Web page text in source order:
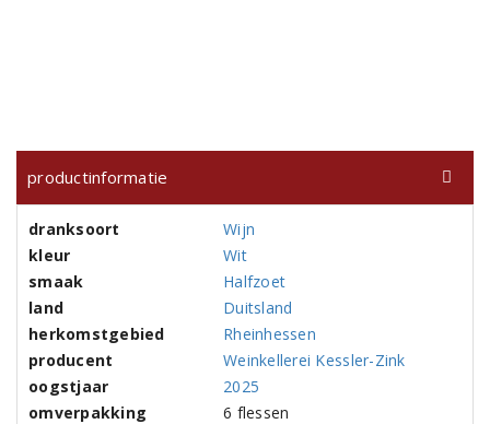
productinformatie
dranksoort
Wijn
kleur
Wit
smaak
Halfzoet
land
Duitsland
herkomstgebied
Rheinhessen
producent
Weinkellerei Kessler-Zink
oogstjaar
2025
omverpakking
6 flessen